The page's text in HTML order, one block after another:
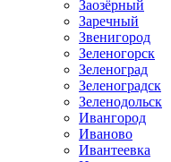
Заозёрный
Заречный
Звенигород
Зеленогорск
Зеленоград
Зеленоградск
Зеленодольск
Ивангород
Иваново
Ивантеевка